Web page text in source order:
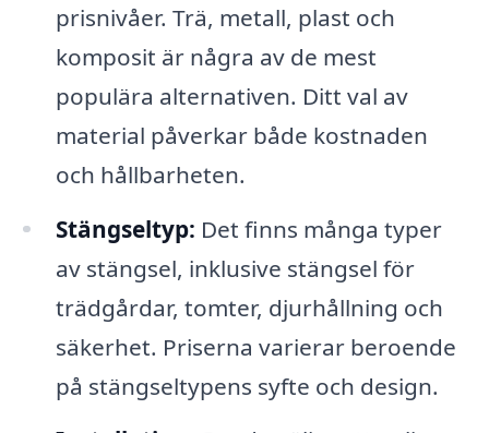
prisnivåer. Trä, metall, plast och
komposit är några av de mest
populära alternativen. Ditt val av
material påverkar både kostnaden
och hållbarheten.
Stängseltyp: Det finns många typer
av stängsel, inklusive stängsel för
trädgårdar, tomter, djurhållning och
säkerhet. Priserna varierar beroende
på stängseltypens syfte och design.